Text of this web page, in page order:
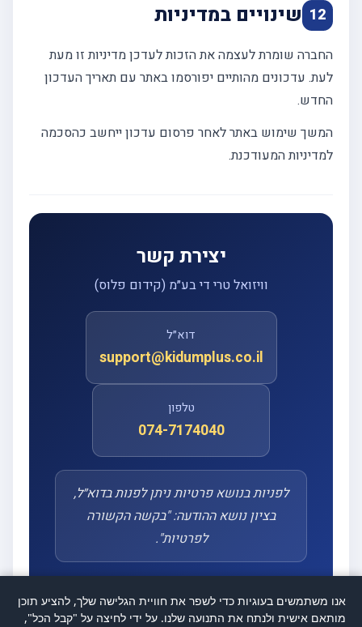
12 שינויים במדיניות
החברה שומרת לעצמה את הזכות לעדכן מדיניות זו מעת
לעת. עדכונים מהותיים יפורסמו באתר עם תאריך העדכון
החדש.
המשך שימוש באתר לאחר פרסום עדכון ייחשב כהסכמה
למדיניות המעודכנת.
יצירת קשר
וויזואל טרי די בע״מ (קידום פלוס)
דוא״ל
support@kidumplus.co.il
טלפון
074-7174040
לפניות בנושא פרטיות ניתן לפנות בדוא״ל,
בציון נושא ההודעה: "בקשה הקשורה
לפרטיות".
מסמך זה נערך בהתאם לחוק הגנת הפרטיות, התשמ״א–1981
אנו משתמשים בעוגיות כדי לשפר את חוויית הגלישה שלך, להציע תוכן
מותאם אישית ולנתח את התנועה שלנו. על ידי לחיצה על "קבל הכל",